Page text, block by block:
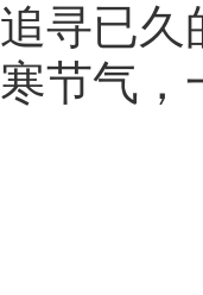
追寻已久
寒节气，